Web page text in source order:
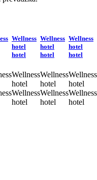
Wellness
hotel
hotel
Wellness
hotel
Wellness
hotel
Wellness
hotel
hotel
Wellness
hotel
Wellness
hotel
Wellness
hotel
hotel
Wellness
hotel
Wellness
hotel